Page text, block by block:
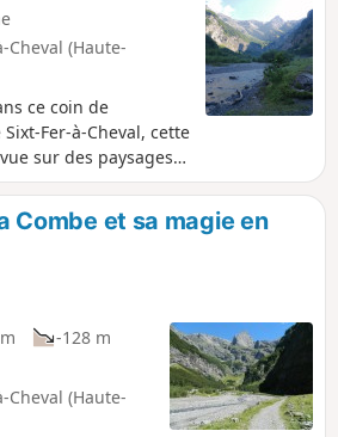
Cheval (Haute-
ce coin de
Fer-à-Cheval, cette
sur des paysages
falaises, on suit le
nombreuses
qui s'y jettent. Elle
après Nambride,
pourrez vous garer
au site. On peut
(voir les
ainsi que d'autres
Le gros
fait dans le fond de la
Combe et sa magie en
-128 m
Cheval (Haute-